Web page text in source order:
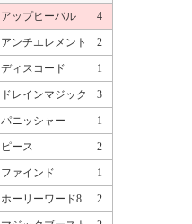
アップヒーバル 4
アンチエレメント 2
ディスコード 1
ドレインマジック 3
パニッシャー 1
ピース 2
ファインド 1
ホーリーワード8 2